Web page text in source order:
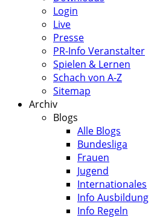
Login
Live
Presse
PR-Info Veranstalter
Spielen & Lernen
Schach von A-Z
Sitemap
Archiv
Blogs
Alle Blogs
Bundesliga
Frauen
Jugend
Internationales
Info Ausbildung
Info Regeln